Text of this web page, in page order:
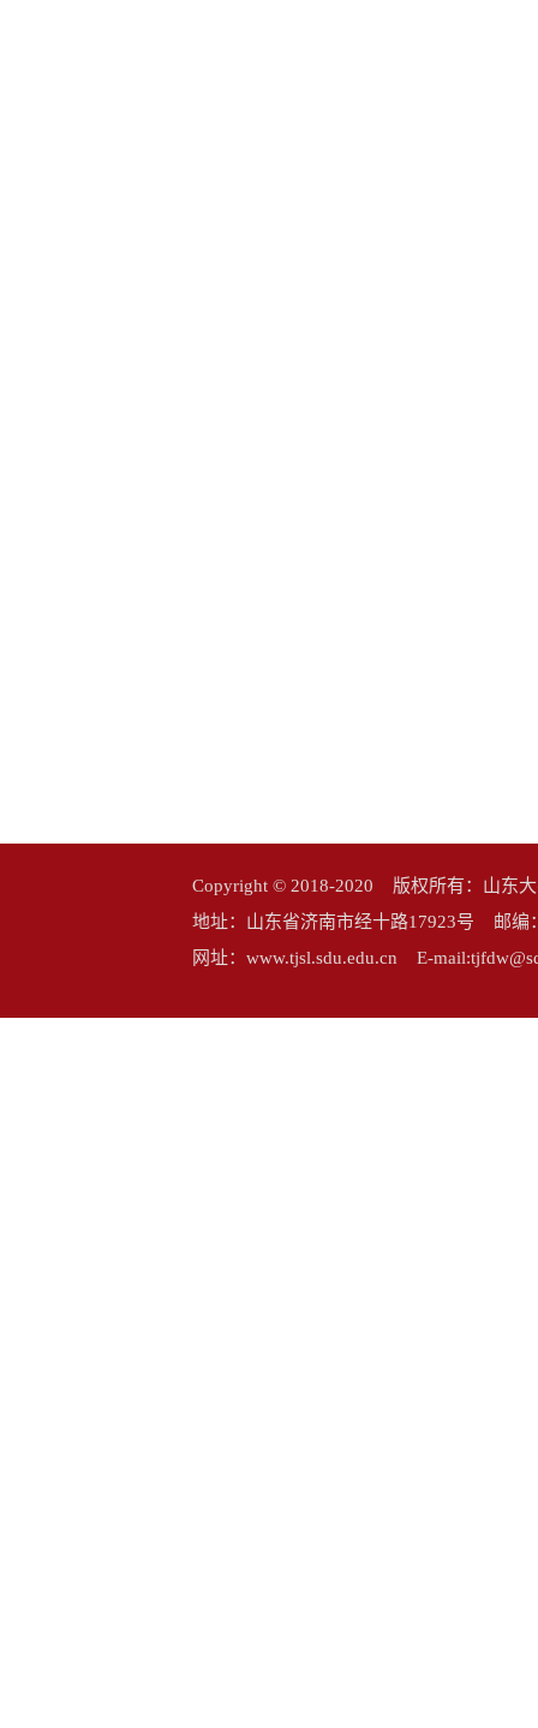
Copyright © 2018-2020 版权所有：山东
地址：山东省济南市经十路17923号 邮
网址：www.tjsl.sdu.edu.cn E-